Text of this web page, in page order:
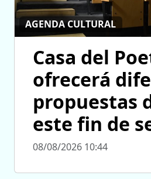
AGENDA CULTURAL
Casa del
ofrecerá
propuestas
este fin de
08/08/2026 10:44